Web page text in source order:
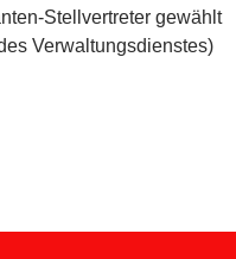
Stellvertreter gewählt
Verwaltungsdienstes)